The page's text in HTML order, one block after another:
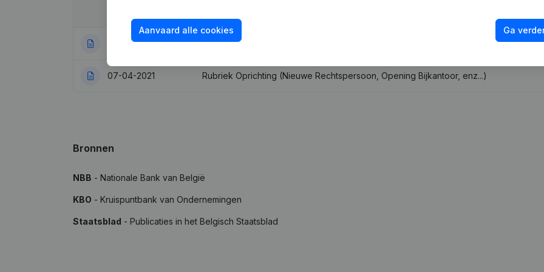
06-06-2024 Rubriek Einde (Stopzetting, Intrekking Stopzetting, Nietigheid, Gerechtelijk Akkoord,
07-04-2021 Rubriek Oprichting (Nieuwe Rechtspersoon, Opening Bijkantoor, enz...)
Bronnen
NBB - Nationale Bank van België
KBO - Kruispuntbank van Ondernemingen
Staatsblad - Publicaties in het Belgisch Staatsblad
Aanvaard alle cookies Ga